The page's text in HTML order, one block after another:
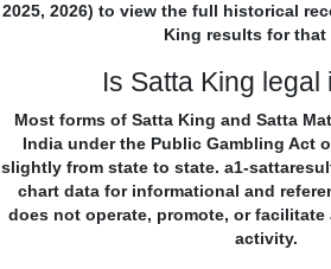
2025, 2026) to view the full historical
King results for that
Is Satta King legal
Most forms of Satta King and Satta
India under the Public Gambling Act
slightly from state to state. a1-
chart data for informational and
does not operate, promote, or
activity.